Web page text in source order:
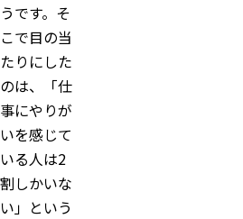
うです。そ
こで目の当
たりにした
のは、「仕
事にやりが
いを感じて
いる人は2
割しかいな
い」という